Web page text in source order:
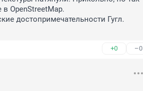
OpenStreetMap.
достопримечательности Гугл.
+0 –0